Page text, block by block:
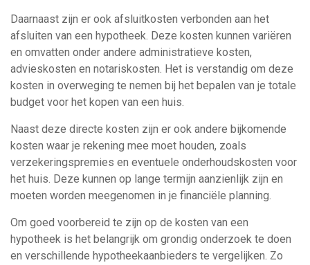
Daarnaast zijn er ook afsluitkosten verbonden aan het
afsluiten van een hypotheek. Deze kosten kunnen variëren
en omvatten onder andere administratieve kosten,
advieskosten en notariskosten. Het is verstandig om deze
kosten in overweging te nemen bij het bepalen van je totale
budget voor het kopen van een huis.
Naast deze directe kosten zijn er ook andere bijkomende
kosten waar je rekening mee moet houden, zoals
verzekeringspremies en eventuele onderhoudskosten voor
het huis. Deze kunnen op lange termijn aanzienlijk zijn en
moeten worden meegenomen in je financiële planning.
Om goed voorbereid te zijn op de kosten van een
hypotheek is het belangrijk om grondig onderzoek te doen
en verschillende hypotheekaanbieders te vergelijken. Zo